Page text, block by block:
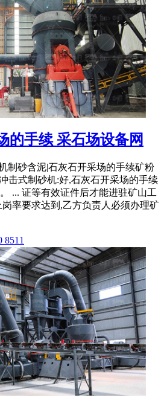
的手续 采石场设备网
制砂含泥|石灰石开采场的手续矿粉
击式制砂机:好,石灰石开采场的手续
... 证等有效证件后才能进驻矿山工
率要求达到,乙方负责人必须办理矿
8511